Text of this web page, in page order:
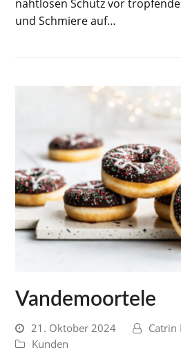
nahtlosen Schutz vor
und Schmiere auf…
Vandemoortele
21. Oktober 2024
Catrin
Kunden